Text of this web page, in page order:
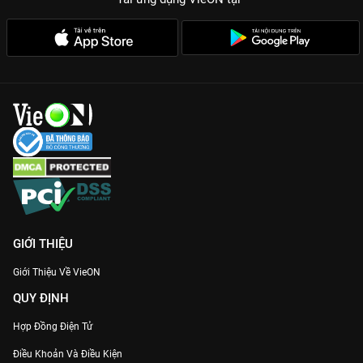
GIỚI THIỆU
Giới Thiệu Về VieON
QUY ĐỊNH
Hợp Đồng Điện Tử
Điều Khoản Và Điều Kiện